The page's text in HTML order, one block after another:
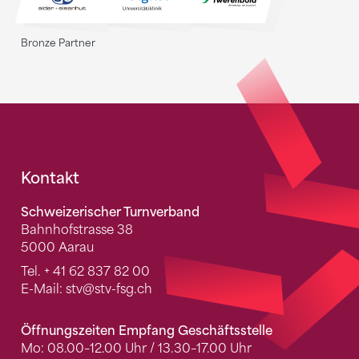
Bronze Partner
Fusszeile
Kontakt
Schweizerischer Turnverband
Bahnhofstrasse 38
5000 Aarau
Tel. + 41 62 837 82 00
E-Mail: stv@stv-fsg.ch
Öffnungszeiten Empfang Geschäftsstelle
Mo: 08.00–12.00 Uhr / 13.30–17.00 Uhr